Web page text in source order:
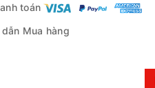
toán
Mua hàng